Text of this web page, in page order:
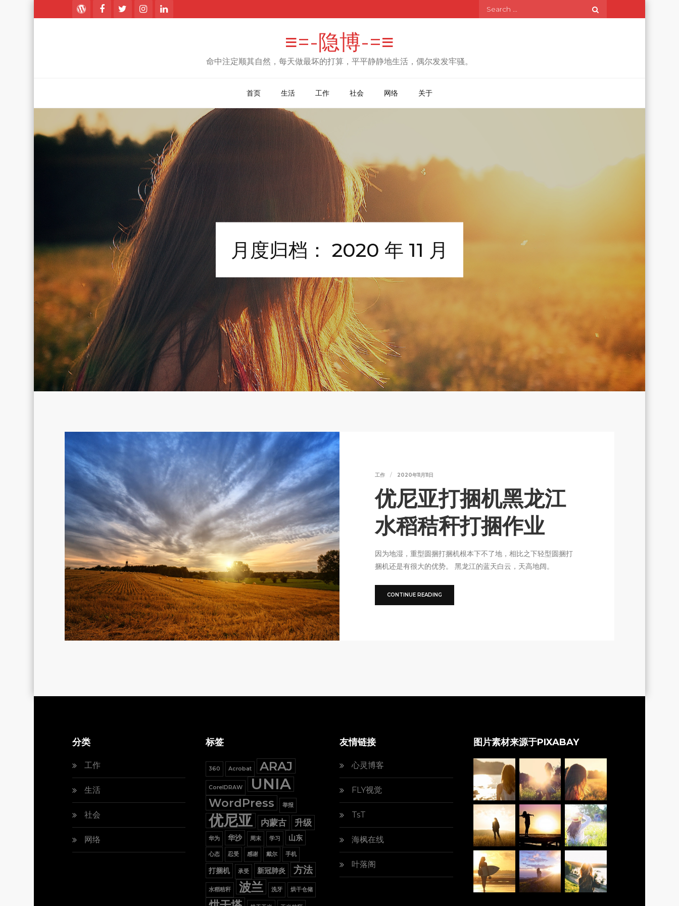
to
Search
for:
≡=-隐博-=≡
命中注定顺其自然，每天做最坏的打算，平平静静地生活，偶尔发发牢骚。
首页 生活 工作 社会 网络 关于
月度归档： 2020 年 11 月
工作 2020年11月11日
优尼亚打捆机黑龙江
水稻秸秆打捆作业
因为地湿，重型圆捆打捆机根本下不了地，相比之下轻型圆捆打
捆机还是有很大的优势。 黑龙江的蓝天白云，天高地阔。
CONTINUE READING
分类
工作
生活
社会
网络
标签
360 Acrobat ARAJ
CorelDRAW UNIA
WordPress 举报
优尼亚 内蒙古 升级
华为 华沙 周末 学习 山东
心态 忍受 感谢 戴尔 手机
打捆机 承受 新冠肺炎 方法
水稻秸秆 波兰 洗牙 烘干仓储
友情链接
心灵博客
FLY视觉
TsT
海枫在线
叶落阁
图片素材来源于PIXABAY